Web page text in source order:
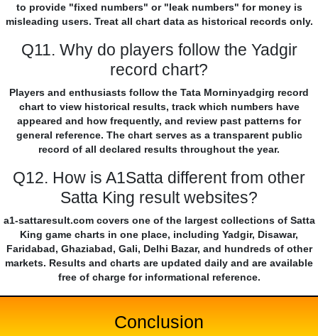
to provide "fixed numbers" or "leak numbers" for money is
misleading users. Treat all chart data as historical records only.
Q11. Why do players follow the Yadgir
record chart?
Players and enthusiasts follow the Tata Morninyadgirg record
chart to view historical results, track which numbers have
appeared and how frequently, and review past patterns for
general reference. The chart serves as a transparent public
record of all declared results throughout the year.
Q12. How is A1Satta different from other
Satta King result websites?
a1-sattaresult.com covers one of the largest collections of Satta
King game charts in one place, including Yadgir, Disawar,
Faridabad, Ghaziabad, Gali, Delhi Bazar, and hundreds of other
markets. Results and charts are updated daily and are available
free of charge for informational reference.
Conclusion